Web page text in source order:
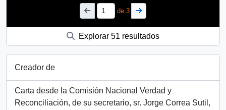
de 3
Explorar 51 resultados
Creador de
Carta desde la Comisión Nacional Verdad y
Reconciliación, de su secretario, sr. Jorge Correa Sutil,